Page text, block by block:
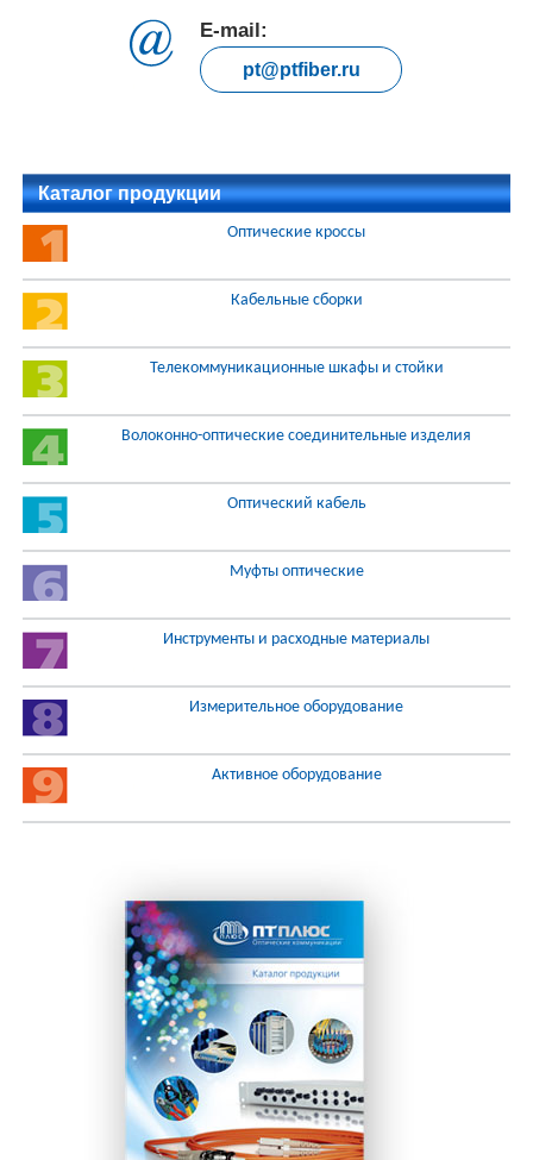
E-mail:
pt@ptfiber.ru
Каталог продукции
Оптические кроссы
Кабельные сборки
Телекоммуникационные шкафы и стойки
Волоконно-оптические соединительные изделия
Оптический кабель
Муфты оптические
Инструменты и расходные материалы
Измерительное оборудование
Активное оборудование